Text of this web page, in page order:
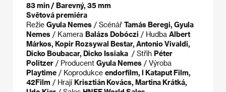
83 min / Barevný, 35 mm
Světová premiéra
Režie Gyula Nemes / Scénář Tamás Beregi, Gyula
Nemes / Kamera Balázs Dobóczi / Hudba Albert
Márkos, Kopir Rozsywal Bestar, Antonio Vivaldi,
Dicko Boubacar, Dicko Issiaka / Střih Péter
Politzer / Producent Gyula Nemes / Výroba
Playtime / Koprodukce endorfilm, l Kataput Film,
42Film / Hrají Krisztián Kovács, Martina Krátká,